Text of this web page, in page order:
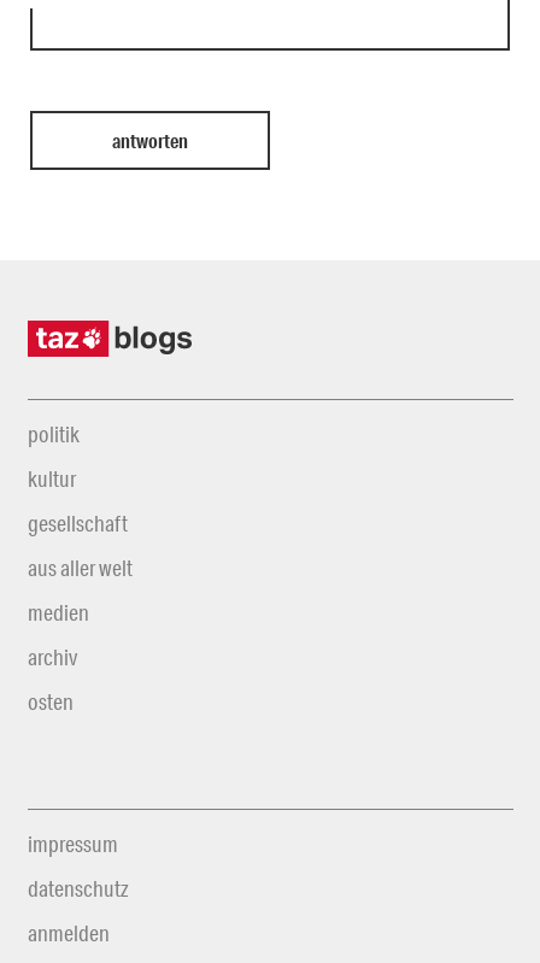
politik
kultur
gesellschaft
aus aller welt
medien
archiv
osten
impressum
datenschutz
anmelden